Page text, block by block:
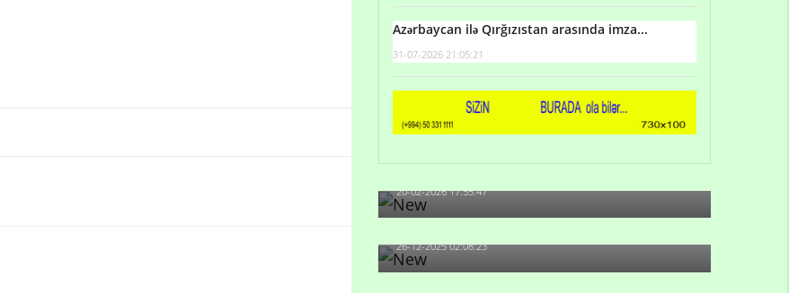
Azərbaycan ilə Qırğızıstan arasında imza...
31-07-2026 21:05:21
artıb?
20-02-2026 17:55:47
Məni bura NAZİR GÖNDƏRİB - 1937-ci ildən
fəaliyyətdə olan və...
26-12-2025 02:08:23
-Ay qız, sən məhkəməni udmayacaqsan... Sən
bilirsən də, məni...